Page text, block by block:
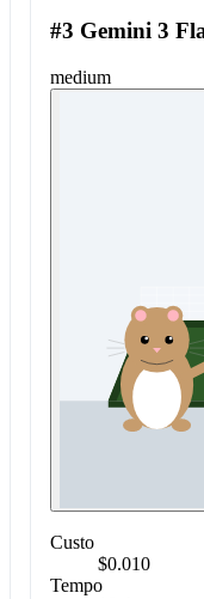
#3 Gemini 3
medium
Custo
$0.010
Tempo